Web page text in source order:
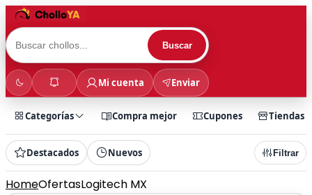
Buscar
Mi cuenta Enviar
Categorías Compra mejor Cupones Tiendas
Destacados Nuevos Filtrar
HomeOfertasLogitech MX